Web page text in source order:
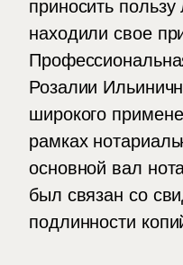
приносить
находили свое
Розалии
широкого
рамках
основной вал
был связан со
подлинности